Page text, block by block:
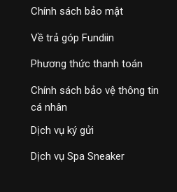
Chính sách bảo mật
Về trả góp Fundiin
Phương thức thanh toán
Chính sách bảo vệ thông tin
cá nhân
Dịch vụ ký gửi
Dịch vụ Spa Sneaker